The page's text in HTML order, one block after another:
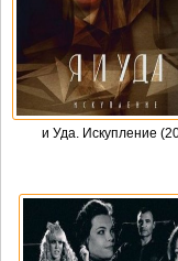
и Уда. Искупление